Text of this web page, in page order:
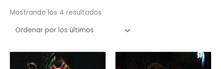
Mostrando los 4 resultados
últimos